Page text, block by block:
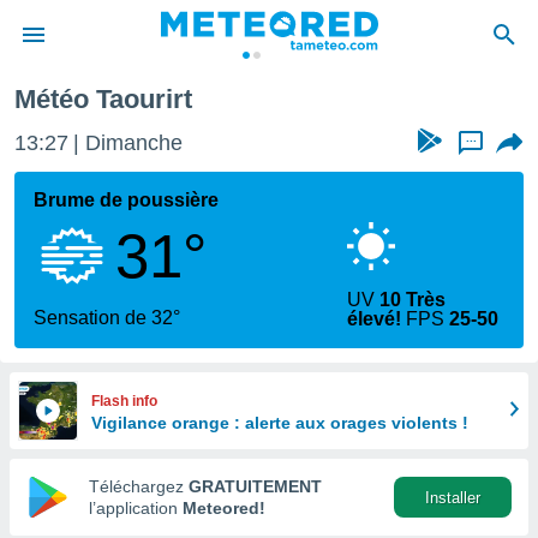
de
Météo Taourirt
13:27 Dimanche ...
Brume de poussière
31°
Sensation de 32°
UV 10 Très
élevé! FPS25-50
Flash info
Vigilance orange : alerte aux orages violents !
Téléchargez GRATUITEMENT
l’application Meteored!
Installer